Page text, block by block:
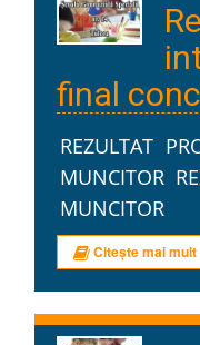
final
REZULTAT
MUNCITOR
MUNCITOR
Citește mai mult